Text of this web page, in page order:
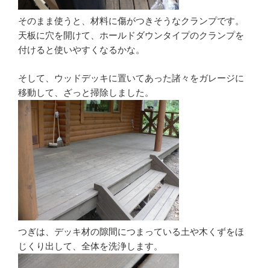
そのまま使うと、材料に傷がつきそうなクランプです。
天板に穴を開けて、ホールドダウンタイプのクランプを
付けると使いやすくなるかな。
そして、ウッドデッキに置いてあった諸々をガレージに
移動して、ざっと掃除しました。
つぎは、デッキ材の隙間につまっている土や木くずをほ
じくり出して、全体を洗浄します。